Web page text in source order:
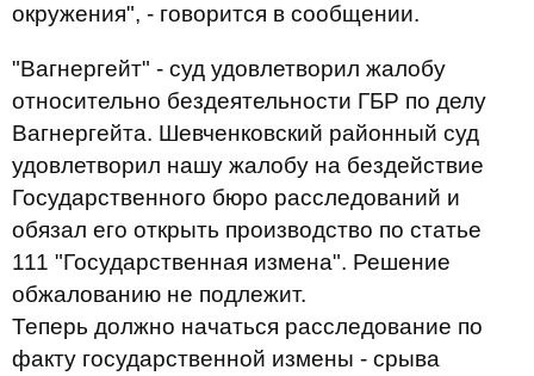
окружения", - говорится в сообщении.
"Вагнергейт" - суд удовлетворил жалобу
относительно бездеятельности ГБР по делу
Вагнергейта. Шевченковский районный суд
удовлетворил нашу жалобу на бездействие
Государственного бюро расследований и
обязал его открыть производство по статье
111 "Государственная измена". Решение
обжалованию не подлежит.
Теперь должно начаться расследование по
факту государственной измены - срыва